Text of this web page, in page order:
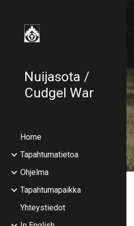
Nuijasota /
Cudgel War
Home
Tapahtumatietoa
Ohjelma
Tapahtumapaikka
Yhteystiedot